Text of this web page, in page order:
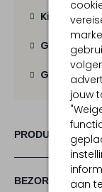
jouw
aan
Kies zelf je
Gratis
Gratis
PRODUCT
BEZORGEN &